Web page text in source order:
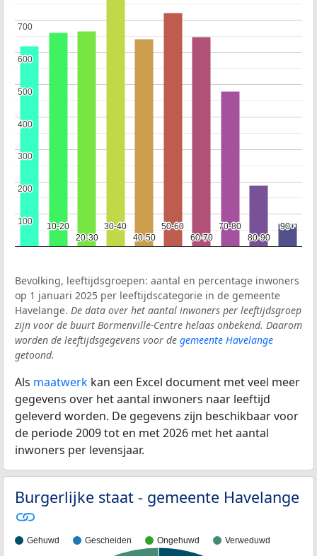
10-20
10-20
20-30
20-30
30-40
30-40
40-50
40-50
50-60
50-60
60-70
60-70
70-80
70-80
80-90
80-90
90+
90+
100
100
200
200
300
300
400
400
500
500
600
600
700
700
Bevolking, leeftijdsgroepen: aantal en percentage inwoners
op 1 januari 2025 per leeftijdscategorie in de gemeente
Havelange. De data over het aantal inwoners per leeftijdsgroep
zijn voor de buurt Bormenville-Centre helaas onbekend. Daarom
worden de leeftijdsgegevens voor de gemeente Havelange
getoond.
Als maatwerk kan een Excel document met veel meer
gegevens over het aantal inwoners naar leeftijd
geleverd worden. De gegevens zijn beschikbaar voor
de periode 2009 tot en met 2026 met het aantal
inwoners per levensjaar.
Burgerlijke staat - gemeente Havelange
Gehuwd Gescheiden Ongehuwd Verweduwd